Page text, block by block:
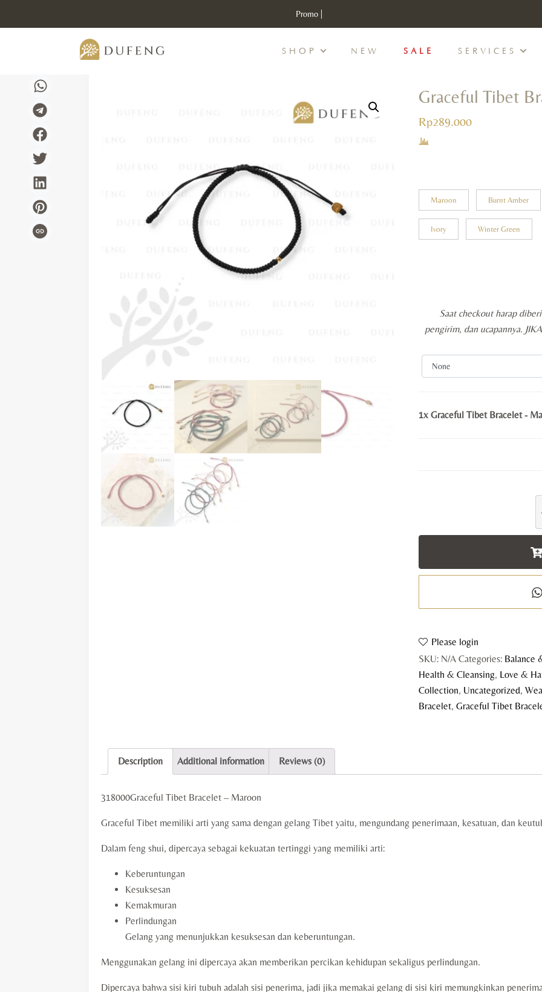
Promo |
SHOP NEW SALE SERVICES
Graceful Tibet
Rp289.000
Maroon Burnt Amber
Ivory Winter Green
Saat checkout harap
pengirim, dan ucapannya.
1xGraceful Tibet Bracelet -
-
Please login
SKU: N/A Categories: Balance
Health & Cleansing, Love &
Collection, Uncategorized,
Bracelet,Graceful Tibet
Description Additional information Reviews (0)
318000Graceful Tibet Bracelet – Maroon
Graceful Tibet memiliki arti yang sama dengan gelang Tibet yaitu, mengundang penerimaan, kesatuan, dan
Dalam feng shui, dipercaya sebagai kekuatan tertinggi yang memiliki arti:
Keberuntungan
Kesuksesan
Kemakmuran
Perlindungan
Gelang yang menunjukkan kesuksesan dan keberuntungan.
Menggunakan gelang ini dipercaya akan memberikan percikan kehidupan sekaligus perlindungan.
Dipercaya bahwa sisi kiri tubuh adalah sisi penerima, jadi jika memakai gelang di sisi kiri memungkinkan